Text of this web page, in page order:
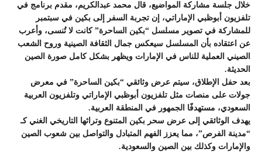
خلال جلسة مشاركة المواضيع، قال محمد عبدالكريم، مقدم برنامج في
تلفزيون أبوظبي الإماراتي، إن تجربة السفر إلى بكين في سبتمبر
للمشاركة في تصوير مسلسل “بكين الساحرة” كانت لا تُنسى، وأعرب
عن اعتقاده بأن المسلسل سيعكس جمال الثقافة الصينية وروح الشعب
الصيني العملية للناس في الإمارات ويظهر بشكل كامل صورة الصين
الحديثة.
بعد حفل الإطلاق، سيتم عرض وثائقي “بكين الساحرة” في معرض
جولات على منصات مثل تلفزيون أبوظبي الإماراتي وتلفزيون العربية
السعودي، مستهدفًا الجمهور في المنطقة العربية.
يهدف الوثائقي إلى عرض سحر بكين المتنوع وتراثها التاريخي الغني كـ
“مدينة الفرص”، مما يعزز الفهم المتبادل والتواصل بين شعوب الصين
والإمارات وكذلك بين الصين والسعودية.